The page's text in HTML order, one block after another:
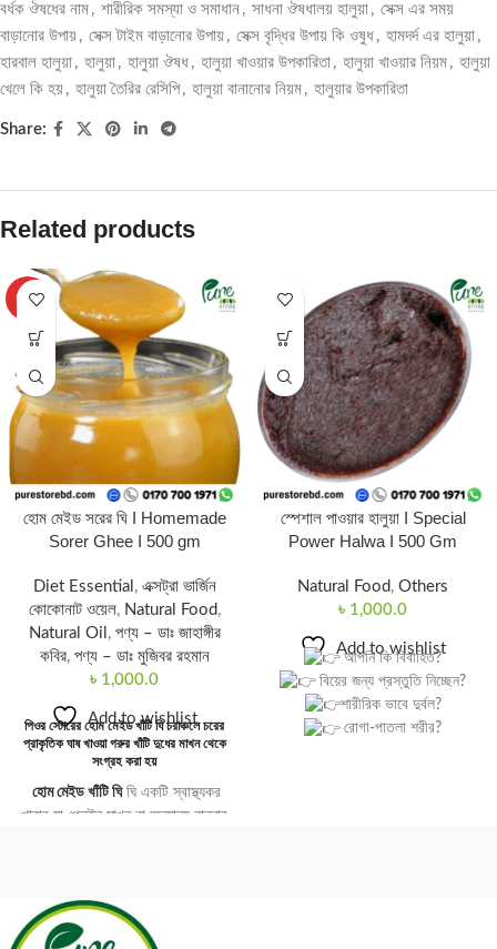
বর্ধক ঔষধের নাম , শারীরিক সমস্যা ও সমাধান , সাধনা ঔষধালয় হালুয়া , সেক্স এর সময়
বাড়ানোর উপায় , সেক্স টাইম বাড়ানোর উপায় , সেক্স বৃদ্ধির উপায় কি ওষুধ , হামদর্দ এর হালুয়া ,
হারবাল হালুয়া , হালুয়া , হালুয়া ঔষধ , হালুয়া খাওয়ার উপকারিতা , হালুয়া খাওয়ার নিয়ম , হালুয়া
খেলে কি হয় , হালুয়া তৈরির রেসিপি , হালুয়া বানানোর নিয়ম , হালুয়ার উপকারিতা
Share:
Related products
HOT
হোম মেইড সরের ঘি I Homemade
Sorer Ghee I 500 gm
Diet Essential , এক্সট্রা ভার্জিন
কোকোনাট ওয়েল, Natural Food,
Natural Oil , পণ্য – ডাঃ জাহাঙ্গীর
কবির, পণ্য – ডাঃ মুজিবর রহমান
৳ 1,000.0
Add to wishlist
পিওর স্টোরের হোম মেইড খাঁটি ঘি চরাঞ্চলে চরের
প্রাকৃতিক ঘাষ খাওয়া গরুর খাঁটি দুধের মাখন থেকে
সংগ্রহ করা হয়
হোম মেইড খাঁটি ঘিঘি একটি স্বাস্থ্যকর
খাবার যা প্লেইন মাখন বা অন্যান্য রান্নার
ঘি গরুর দুধের মাখন থেকে সংগ্রহ করা হয়।
খাস ফুডের খাঁটি ঘিতে রয়েছে সিএলএ,
স্পেশাল পাওয়ার হালুয়া I Special
Power Halwa I 500 Gm
Natural Food, Others
৳ 1,000.0
Add to wishlist
আপনি কি বিবাহিত?
বিয়ের জন্য প্রস্তুতি নিচ্ছেন?
শারীরিক ভাবে দুর্বল?
রোগা-পাতলা শরীর?